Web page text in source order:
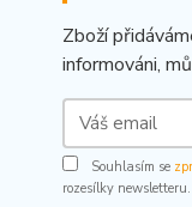
Zboží
informováni,
Souhlasím se
rozesílky newsletteru.